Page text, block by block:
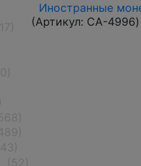
Иностранные
(Артикул: CA-4996)